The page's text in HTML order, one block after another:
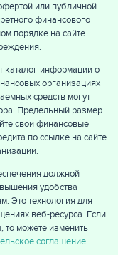
или публичной
финансового
порядке на сайте
каталог информации о
организациях
средств могут
Предельный размер
свои финансовые
по ссылке на сайте
должной
удобства
Это технология для
веб-ресурса. Если
то можете изменить
соглашение.